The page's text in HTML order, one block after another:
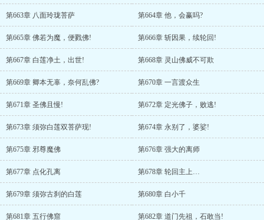
第663章 八面玲珑菩萨 第664章 他，会赢吗?
第665章 佛若为魔，便戮佛! 第666章 斩因果，续轮回!
第667章 白莲净土，出世! 第668章 灵山佛威不可欺
第669章 卿本无辜，奈何乱佛? 第670章 一言渡众生
第671章 圣佛且慢! 第672章 定光佛子，败逃!
第673章 须弥白莲双菩萨现! 第674章 永别了，婆娑!
第675章 邪尊魔佛 第676章 强大的离师
第677章 点化孔离 第678章 轮回主上…
第679章 须弥古刹的白莲 第680章 白小千
第681章 五行佛窟 第682章 道门先祖，石敢当!